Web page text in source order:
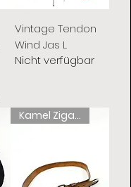
Vintage Tendon
Wind Jas L
Nicht verfügbar
Kamel Zigaretten